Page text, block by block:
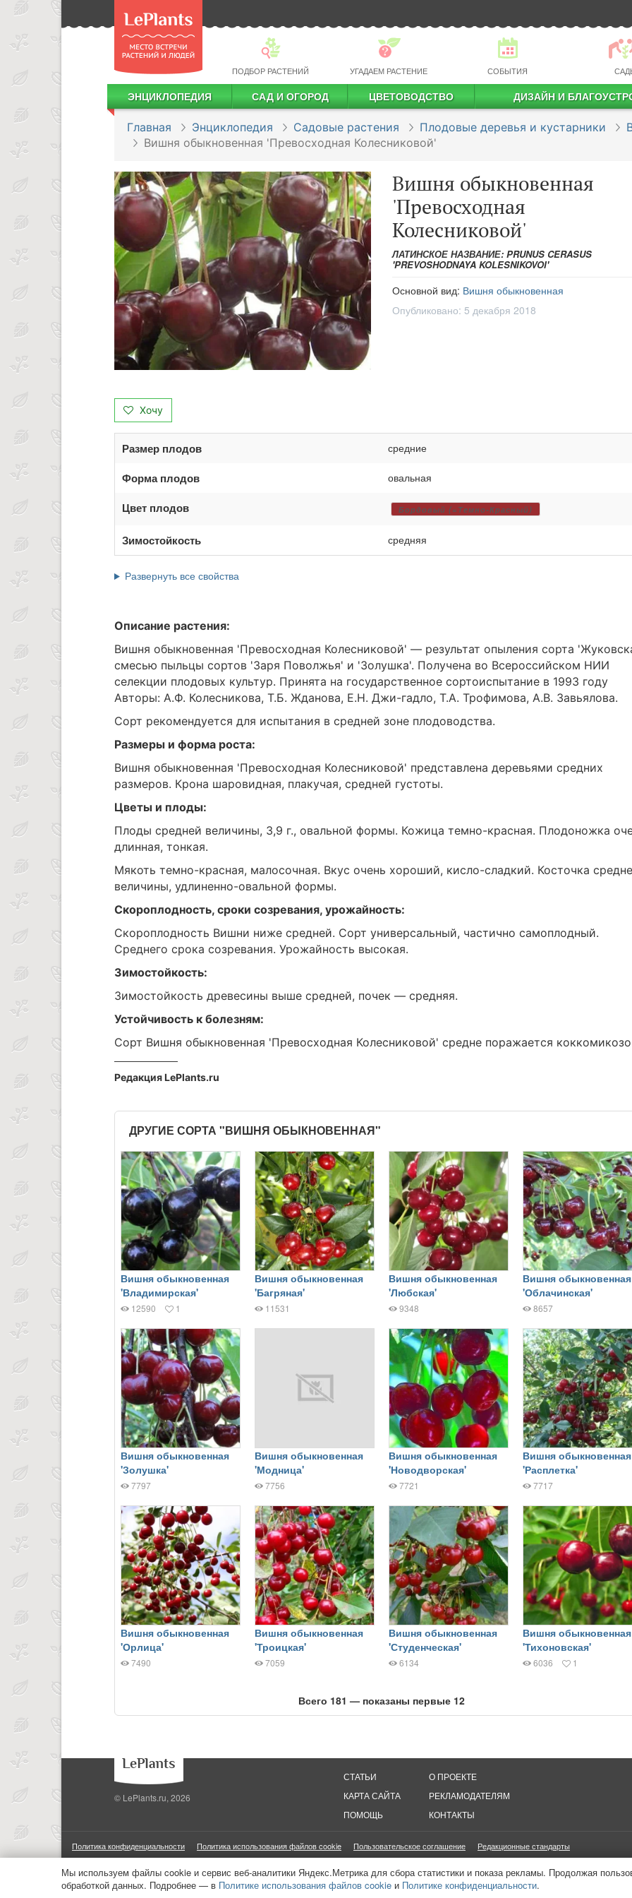
ПОДБОР РАСТЕНИЙ УГАДАЕМ РАСТЕНИЕ СОБЫТИЯ
ЭНЦИКЛОПЕДИЯ САД И ОГОРОД ЦВЕТОВОДСТВО ДИЗАЙН И
Главная Энциклопедия Садовые растения Плодовые деревья и кустарники
Вишня обыкновенная 'Превосходная Колесниковой'
Вишня обыкновенная
'Превосходная
Колесниковой'
ЛАТИНСКОЕ НАЗВАНИЕ: PRUNUS CERASUS
'PREVOSHODNAYA KOLESNIKOVOI'
Основной вид: Вишня обыкновенная
Опубликовано: 5 декабря 2018
Хочу
Размер плодов средние
Форма плодов овальная
Цвет плодов Бордовый (=Темно-Красный)
Зимостойкость средняя
Развернуть все свойства
Описание растения:
Вишня обыкновенная 'Превосходная Колесниковой' — результат опыления сорта
смесью пыльцы сортов 'Заря Поволжья' и 'Золушка'. Получена во Всероссийском НИИ
селекции плодовых культур. Принята на государственное сортоиспытание в 1993 году
Авторы: А.Ф. Колесникова, Т.Б. Жданова, Е.Н. Джи-гадло, Т.А. Трофимова, А.В. Завьялова.
Сорт рекомендуется для испытания в средней зоне плодоводства.
Размеры и форма роста:
Вишня обыкновенная 'Превосходная Колесниковой' представлена деревьями средних
размеров. Крона шаровидная, плакучая, средней густоты.
Цветы и плоды:
Плоды средней величины, 3,9 г., овальной формы. Кожица темно-красная. Плодоножка
длинная, тонкая.
Мякоть темно-красная, малосочная. Вкус очень хороший, кисло-сладкий. Косточка
величины, удлиненно-овальной формы.
Скороплодность, сроки созревания, урожайность:
Скороплодность Вишни ниже средней. Сорт универсальный, частично самоплодный.
Среднего срока созревания. Урожайность высокая.
Зимостойкость:
Зимостойкость древесины выше средней, почек — средняя.
Устойчивость к болезням:
Сорт Вишня обыкновенная 'Превосходная Колесниковой' средне поражается
Редакция LePlants.ru
ДРУГИЕ СОРТА "ВИШНЯ ОБЫКНОВЕННАЯ"
Вишня обыкновенная
'Владимирская'
12590 1
Вишня обыкновенная
'Багряная'
11531
Вишня обыкновенная
'Любская'
9348
Вишня обыкновенная
'Облачинская'
8657
Вишня обыкновенная
'Золушка'
7797
Вишня обыкновенная
'Модница'
7756
Вишня обыкновенная
'Новодворская'
7721
Вишня обыкновенная
'Расплетка'
7717
Вишня обыкновенная
'Орлица'
7490
Вишня обыкновенная
'Троицкая'
7059
Вишня обыкновенная
'Студенческая'
6134
Вишня обыкновенная
'Тихоновская'
6036 1
Всего 181 — показаны первые 12
© LePlants.ru, 2026
СТАТЬИ
КАРТА САЙТА
ПОМОЩЬ
О ПРОЕКТЕ
РЕКЛАМОДАТЕЛЯМ
КОНТАКТЫ
Политика конфиденциальности Политика использования файлов cookie Пользовательское соглашение
Редакционные стандарты
Мы используем файлы cookie и сервис веб-аналитики Яндекс.Метрика для сбора статистики и показа рекламы. Продолжая
обработкой данных. Подробнее — в Политике использования файлов cookie и Политике конфиденциальности.